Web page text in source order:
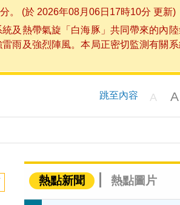
。 (於 2026年08月06日17時10分 更新)
及熱帶氣旋「白海豚」共同帶來的內
雨及強烈陣風。本局正密切監測有關系
跳至內容 A A
熱點新聞 熱點圖片